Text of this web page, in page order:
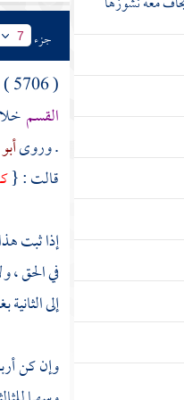
على الزوج
جزء 7
( 5706 ) مسألة : قال
القسم
. وروى
قالت : {
إذا ثبت
في الحق ،
إلى
وإن كن